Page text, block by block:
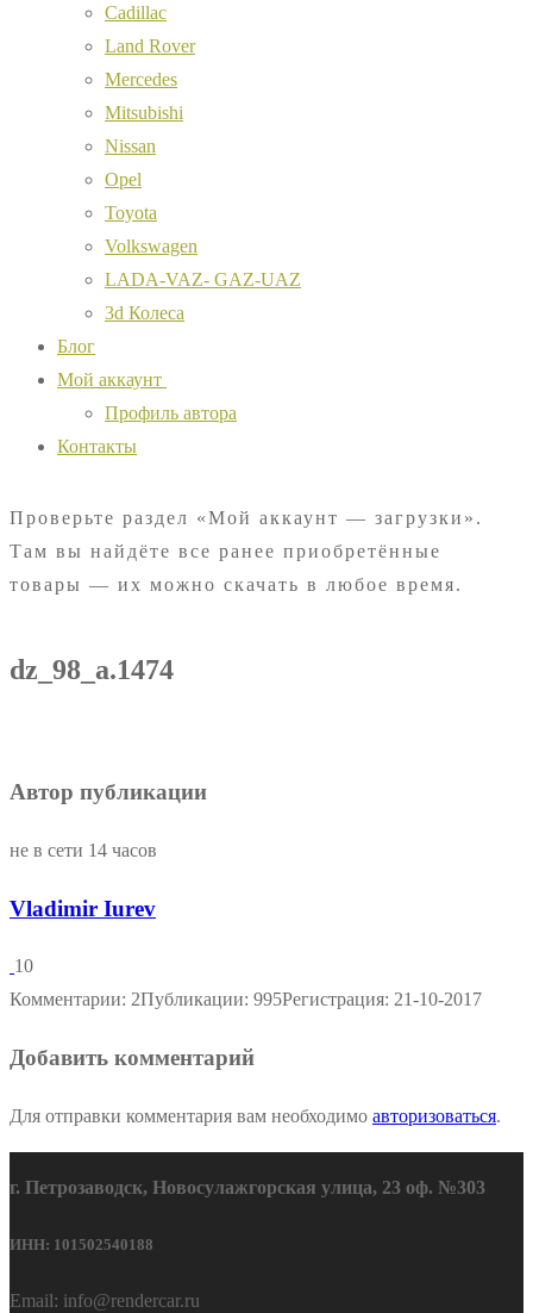
Cadillac
Land Rover
Mercedes
Mitsubishi
Nissan
Opel
Toyota
Volkswagen
LADA-VAZ- GAZ-UAZ
3d Колеса
Блог
Мой аккаунт
Профиль автора
Контакты
Проверьте раздел «Мой аккаунт — загрузки».
Там вы найдёте все ранее приобретённые
товары — их можно скачать в любое время.
dz_98_a.1474
Автор публикации
не в сети 14 часов
Vladimir Iurev
10
Комментарии: 2Публикации: 995Регистрация: 21-10-2017
Добавить комментарий
Для отправки комментария вам необходимо авторизоваться.
г. Петрозаводск, Новосулажгорская улица, 23 оф. №303
ИНН: 101502540188
Email: info@rendercar.ru